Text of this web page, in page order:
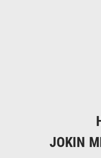
JOKIN